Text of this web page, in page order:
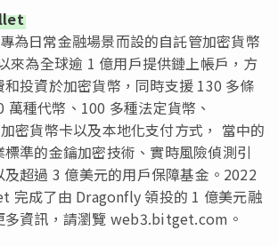
為日常金融場景而設的自託管加密貨幣
來為全球逾 1 億用戶提供鏈上帳戶，方
投資於加密貨幣，同時支援 130 多條
萬種代幣、100 多種法定貨幣、
密貨幣卡以及本地化支付方式， 當中的
準的金鑰加密技術、實時風險偵測引
超過 3 億美元的用戶保障基金。2022
完成了由 Dragonfly 領投的 1 億美元融
多資訊，請瀏覽 web3.bitget.com。